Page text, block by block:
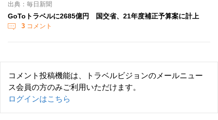
出典：毎日新聞
GoToトラベルに2685億円 国交省、21年度補正予算案に計上
3 コメント
コメント投稿機能は、トラベルビジョンのメールニュー
ス会員の方のみご利用いただけます。
ログインはこちら